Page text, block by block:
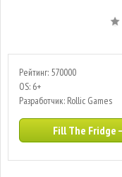
Рейтинг: 570000
OS: 6+
Разработчик: Rollic Games
Fill The Fridge